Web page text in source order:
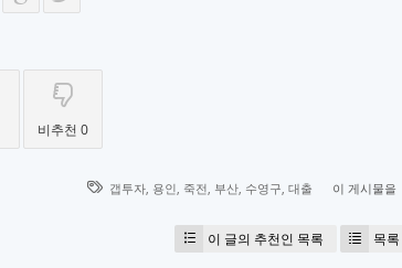
비추천 0
갭투자 용인 죽전 부산 수영구 대출 이 게시물을
이 글의 추천인 목록 목록